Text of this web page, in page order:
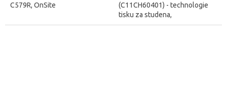
C579R, OnSite
(C11CH60401) - technologie
tisku za studena,
nesmazatelný inkoustový tisk,